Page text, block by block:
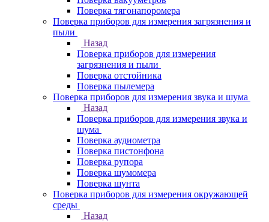
Поверка тягонапоромера
Поверка приборов для измерения загрязнения и
пыли
Назад
Поверка приборов для измерения
загрязнения и пыли
Поверка отстойника
Поверка пылемера
Поверка приборов для измерения звука и шума
Назад
Поверка приборов для измерения звука и
шума
Поверка аудиометра
Поверка пистонфона
Поверка рупора
Поверка шумомера
Поверка шунта
Поверка приборов для измерения окружающей
среды
Назад